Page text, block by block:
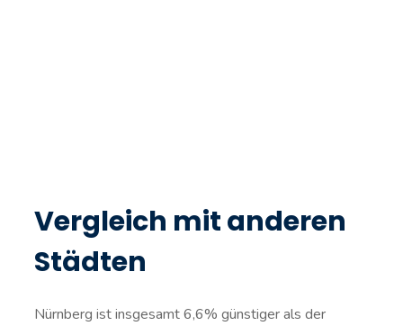
Vergleich mit anderen
Städten
Nürnberg ist insgesamt 6,6% günstiger als der